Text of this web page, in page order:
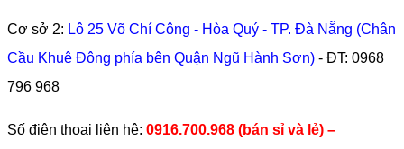
Cơ sở 2: Lô 25 Võ Chí Công - Hòa Quý - TP. Đà Nẵng (Chân
Cầu Khuê Đông phía bên Quận Ngũ Hành Sơn) - ĐT: 0968
796 968
​Số điện thoại liên hệ: 0916.700.968 (bán sỉ và lẻ) –